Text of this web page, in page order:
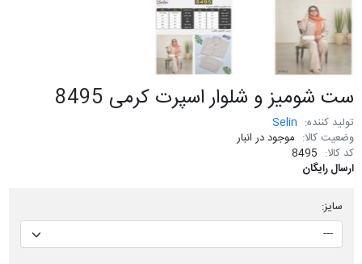
ست شومیز و شلوار اسپرت کرمی 8495
تولید کننده: Selin
وضعیت کالا: موجود در انبار
کد کالا: 8495
ارسال رایگان
سایز: